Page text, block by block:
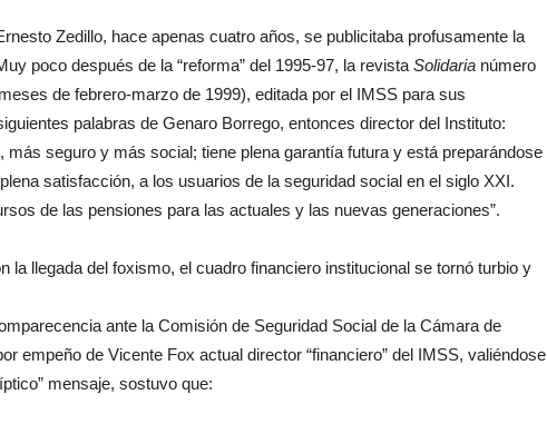
Zedillo, hace apenas cuatro años, se publicitaba profusamente la
poco después de la “reforma” del 1995-97, la revista Solidaria número
de febrero-marzo de 1999), editada por el IMSS para sus
palabras de Genaro Borrego, entonces director del Instituto:
más seguro y más social; tiene plena garantía futura y está preparándose
satisfacción, a los usuarios de la seguridad social en el siglo XXI.
de las pensiones para las actuales y las nuevas generaciones”.
la llegada del foxismo, el cuadro financiero institucional se tornó turbio y
ante la Comisión de Seguridad Social de la Cámara de
empeño de Vicente Fox actual director “financiero” del IMSS, valiéndose
mensaje, sostuvo que: